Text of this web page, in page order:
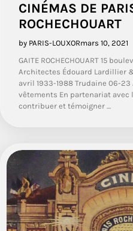
CINÉMAS DE
ROCHECHOUART
by PARIS-LOUXORmars 10, 2021
GAITE ROCHECHOUART 15
Architectes Édouard Lardillier
avril 1933-1988 Trudaine 06-
vêtements En partenariat avec
contribuer et témoigner …